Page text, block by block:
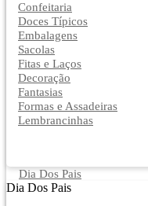
Confeitaria
Doces Típicos
Embalagens
Sacolas
Fitas e Laços
Decoração
Fantasias
Formas e Assadeiras
Lembrancinhas
Dia Dos Pais
Dia Dos Pais